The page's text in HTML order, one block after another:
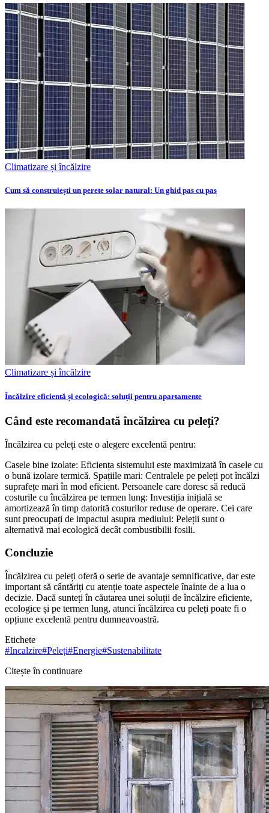
Climatizare și încălzire
Cum să construiești un perete solar natural: Un ghid pas cu pas
Climatizare și încălzire
Încălzire eficientă și ecologică: soluții pentru apartamente
Când este recomandată încălzirea cu peleți?
Încălzirea cu peleți este o alegere excelentă pentru:
Casele bine izolate: Eficiența sistemului este maximizată în casele cu
o bună izolare termică. Spațiile mari: Centralele pe peleți pot încălzi
suprafețe mari în mod eficient. Persoanele care doresc să reducă
costurile cu încălzirea pe termen lung: Investiția inițială se
amortizează în timp datorită costurilor reduse de operare. Cei care
sunt preocupați de impactul asupra mediului: Peleții sunt o
alternativă mai ecologică decât combustibilii fosili.
Concluzie
Încălzirea cu peleți oferă o serie de avantaje semnificative, dar este
important să cântăriți cu atenție toate aspectele înainte de a lua o
decizie. Dacă sunteți în căutarea unei soluții de încălzire eficiente,
ecologice și pe termen lung, atunci încălzirea cu peleți poate fi o
opțiune excelentă pentru dumneavoastră.
Etichete
#Incalzire#Peleți#Energie#Sustenabilitate
Citește în continuare